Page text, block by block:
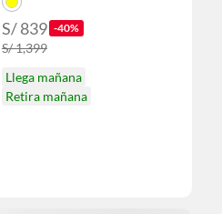
S/ 839 -40%
S/ 1,399
Llega mañana
Retira mañana